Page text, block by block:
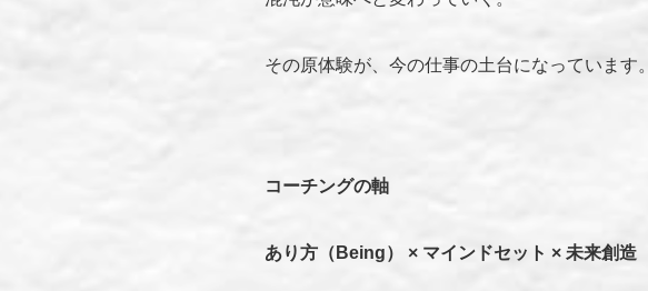
その原体験が、今の仕事の土台になっています。
コーチングの軸
あり方（Being） × マインドセット × 未来創造